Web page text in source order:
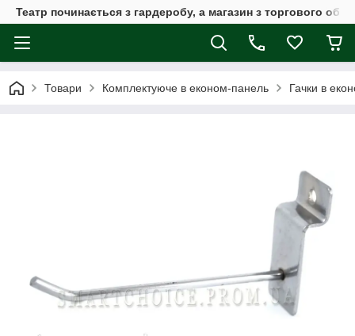
Театр починається з гардеробу, а магазин з торгового
Товари Комплектуюче в економ-панель Гачки в